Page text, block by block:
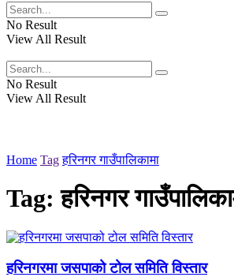
No Result
View All Result
No Result
View All Result
Home Tag हरिनगर गाउँपालिकामा
Tag:हरिनगर
हरिनगरमा जसपाको टोल समिति विस्तार